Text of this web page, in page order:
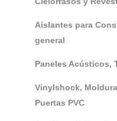
Aislantes para
general
Paneles Acústicos,
Vinylshock,
Puertas PVC